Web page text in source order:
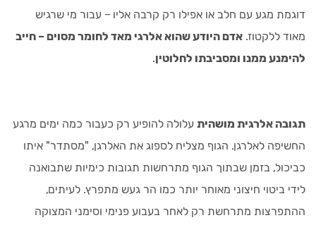
דוגמת מגע עם חלב או אפילו רק קרבה אליו – עבור מי שרגיש
מאוד ללקטוז. אדם היודע שהוא אלרגי מאד לחומר מסוים – חייב
להימנע ממנו ומסביבתו לחלוטין.
תגובה אלרגית מושהית עלולה להופיע רק כעבור כמה ימים מרגע
החשיפה לאלרגן. הגוף מצליח לספוג את האלרגן, "מסתדר" איתו
כביכול, בזמן שבתוך הגוף מתרחשות תגובות כימיות שתבואנה
לידי ביטוי חיצוני מאוחר יותר כמו הר געש מתפרץ. לעיתים,
ההתפרצות מתרחשת רק לאחר בעבוע פנימי וסימני המצוקה